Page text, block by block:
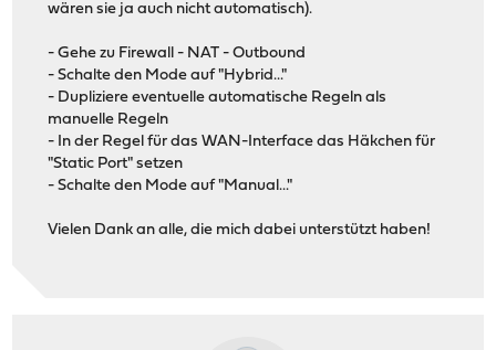
wären sie ja auch nicht automatisch).
- Gehe zu Firewall - NAT - Outbound
- Schalte den Mode auf "Hybrid..."
- Dupliziere eventuelle automatische Regeln als
manuelle Regeln
- In der Regel für das WAN-Interface das Häkchen für
"Static Port" setzen
- Schalte den Mode auf "Manual..."
Vielen Dank an alle, die mich dabei unterstützt haben!